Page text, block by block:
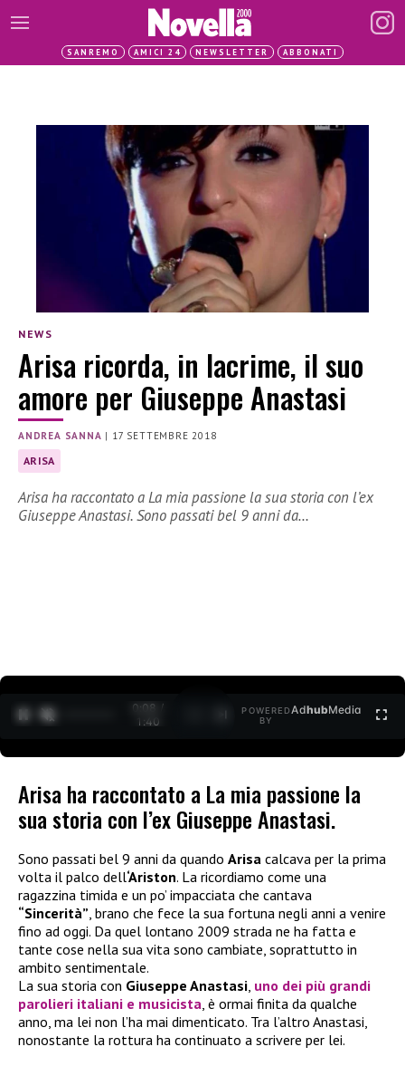
SANREMO AMICI 24 NEWSLETTER ABBONATI
NEWS
Arisa ricorda, in lacrime, il suo
amore per Giuseppe Anastasi
ANDREA SANNA | 17 SETTEMBRE 2018
ARISA
Arisa ha raccontato a La mia passione la sua storia con l’ex
Giuseppe Anastasi. Sono passati bel 9 anni da…
0:09 /
1:40
POWERED
BY
AdhubMedia
Arisa ha raccontato a La mia passione la
sua storia con l’ex Giuseppe Anastasi.
Sono passati bel 9 anni da quando Arisa calcava per la prima
volta il palco dell‘Ariston. La ricordiamo come una
ragazzina timida e un po’ impacciata che cantava
“Sincerità”, brano che fece la sua fortuna negli anni a venire
fino ad oggi. Da quel lontano 2009 strada ne ha fatta e
tante cose nella sua vita sono cambiate, soprattutto in
ambito sentimentale.
La sua storia con Giuseppe Anastasi, uno dei più grandi
parolieri italiani e musicista, è ormai finita da qualche
anno, ma lei non l’ha mai dimenticato. Tra l’altro Anastasi,
nonostante la rottura ha continuato a scrivere per lei.